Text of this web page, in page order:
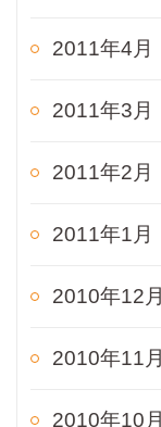
2011年4月
2011年3月
2011年2月
2011年1月
2010年12月
2010年11月
2010年10月